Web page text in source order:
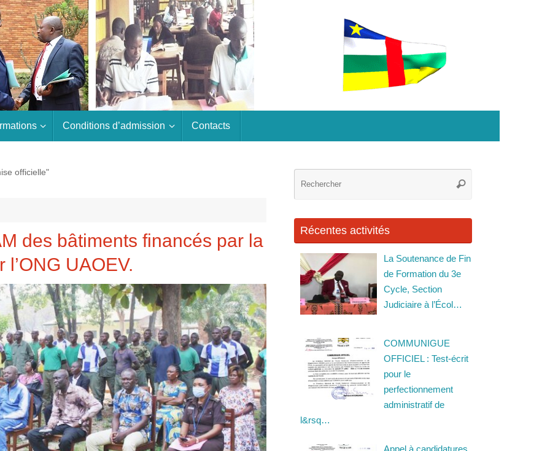
Conditions d’admission Contacts
officielle"
des bâtiments financés par la
UAOEV.
Rechercher
Récentes activités
La Soutenance de Fin
de Formation du 3e
Cycle, Section
Judiciaire à l’Écol…
COMMUNIGUE
OFFICIEL : Test-écrit
pour le
perfectionnement
administratif de
l&rsq…